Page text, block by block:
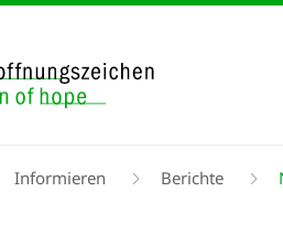
Informieren Berichte